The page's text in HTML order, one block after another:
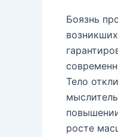
Боязнь
Тело
росте